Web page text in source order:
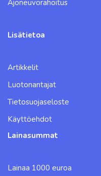
Ajoneuvorahoitus
Lisätietoa
Artikkelit
Luotonantajat
Tietosuojaseloste
Käyttöehdot
Lainasummat
Lainaa 1000 euroa